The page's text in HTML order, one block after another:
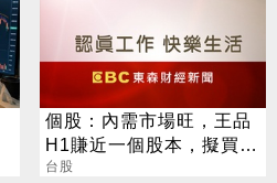
個股：內需市場旺，王品
H1賺近一個股本，擬買回
1500張庫藏股，股價漲逾
台股